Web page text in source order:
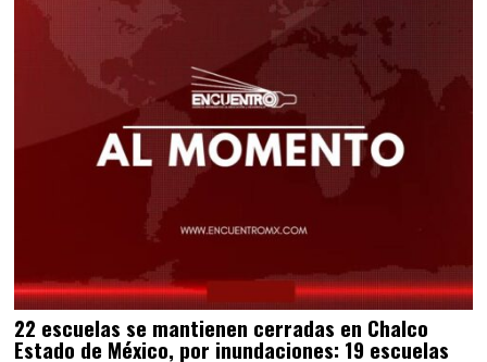
22 escuelas se mantienen cerradas en Chalco
Estado de México, por inundaciones: 19 escuelas